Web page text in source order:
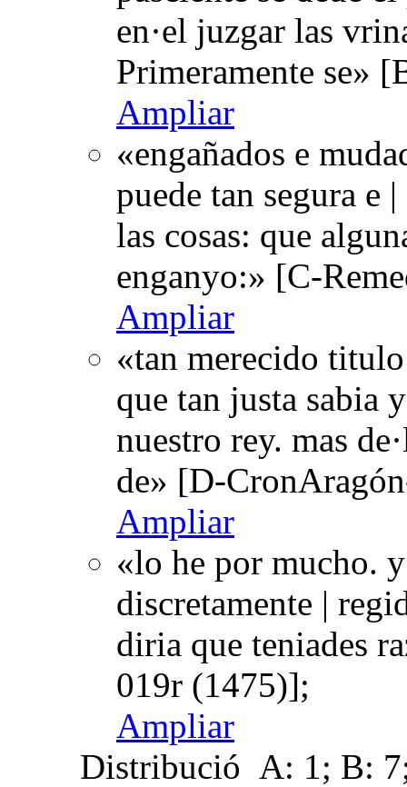
en·el juzgar las
Primeramente se»
Ampliar
«engañados e
puede tan segura e
las cosas: que
enganyo:» [C-
Ampliar
«tan merecido
que tan justa sabia
nuestro rey. mas
de» [D-
Ampliar
«lo he por mucho.
discretamente |
diria que teniades
019r (1475)];
Ampliar
Distribució A: 1; B: